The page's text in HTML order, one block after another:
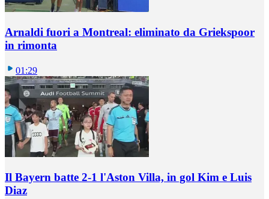
Arnaldi fuori a Montreal: eliminato da Griekspoor
in rimonta
01:29
Il Bayern batte 2-1 l'Aston Villa, in gol Kim e Luis
Diaz